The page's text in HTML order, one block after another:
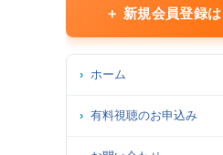
＋ 新規会員登録
ホーム
有料視聴のお申込み